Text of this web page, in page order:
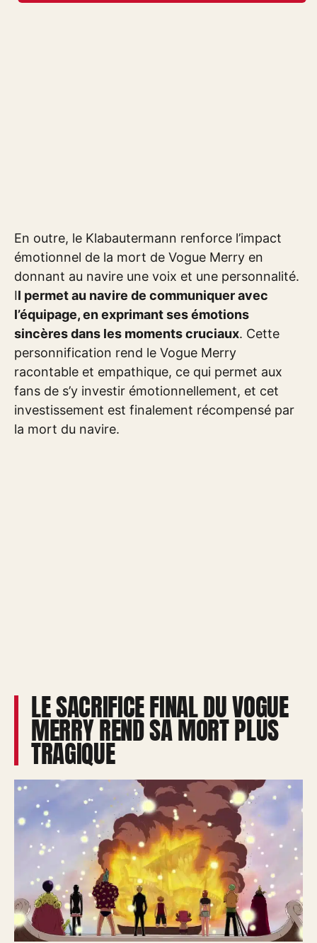
En outre, le Klabautermann renforce l’impact
émotionnel de la mort de Vogue Merry en
donnant au navire une voix et une personnalité.
Il permet au navire de communiquer avec
l’équipage, en exprimant ses émotions
sincères dans les moments cruciaux. Cette
personnification rend le Vogue Merry
racontable et empathique, ce qui permet aux
fans de s’y investir émotionnellement, et cet
investissement est finalement récompensé par
la mort du navire.
LE SACRIFICE FINAL DU VOGUE
MERRY REND SA MORT PLUS
TRAGIQUE